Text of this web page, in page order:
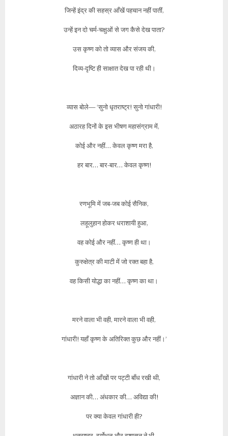
जिन्हें इंद्र की सहस्र आँखें पहचान नहीं पातीं,
उन्हें इन दो चर्म-चक्षुओं से जग कैसे देख पाता?
उस कृष्ण को तो व्यास और संजय की,
दिव्य-दृष्टि ही साक्षात देख पा रही थी।
व्यास बोले— ‘सुनो धृतराष्ट्र! सुनो गांधारी!
अठारह दिनों के इस भीषण महासंग्राम में,
कोई और नहीं… केवल कृष्ण मरा है,
हर बार… बार-बार… केवल कृष्ण!
रणभूमि में जब-जब कोई सैनिक,
लहूलुहान होकर धराशायी हुआ,
वह कोई और नहीं… कृष्ण ही था।
कुरुक्षेत्र की माटी में जो रक्त बहा है,
वह किसी योद्धा का नहीं… कृष्ण का था।
मरने वाला भी वही, मारने वाला भी वही,
गांधारी! यहाँ कृष्ण के अतिरिक्त कुछ और नहीं।’
गांधारी ने तो आँखों पर पट्टी बाँध रखी थी,
अज्ञान की… अंधकार की… अविद्या की!
पर क्या केवल गांधारी ही?